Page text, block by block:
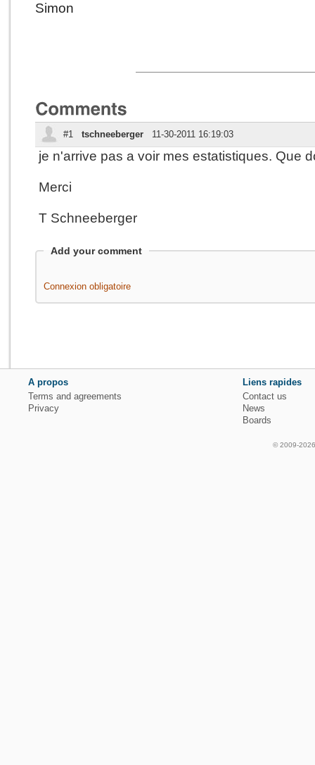
Simon
#1 tschneeberger 11-30-2011 16:19:03
je n'arrive pas a voir mes estatistiques. Que
Merci
T Schneeberger
Add your comment
Connexion obligatoire
A propos
Terms and agreements
Privacy
Liens rapides
Contact us
News
Boards
© 2009-